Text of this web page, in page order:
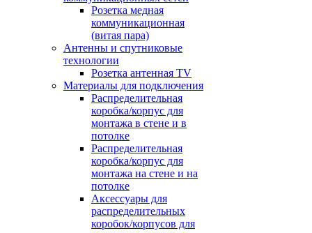
Розетка медная
коммуникационная
(витая пара)
Антенны и спутниковые
технологии
Розетка антенная TV
Материалы для подключения
Распределительная
коробка/корпус для
монтажа в стене и в
потолке
Распределительная
коробка/корпус для
монтажа на стене и на
потолке
Аксессуары для
распределительных
коробок/корпусов для